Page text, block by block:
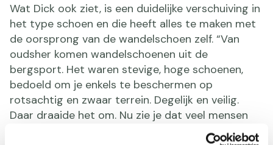
Wat Dick ook ziet, is een duidelijke verschuiving in
het type schoen en die heeft alles te maken met
de oorsprong van de wandelschoen zelf. “Van
oudsher komen wandelschoenen uit de
bergsport. Het waren stevige, hoge schoenen,
bedoeld om je enkels te beschermen op
rotsachtig en zwaar terrein. Degelijk en veilig.
Daar draaide het om. Nu zie je dat veel mensen
kiezen voor lichtere, lagere schoenen, meer